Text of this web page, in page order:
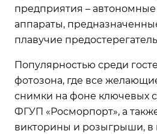
предприятия – автономные
аппараты,
плавучие
Популярностью среди
фотозона, где все
снимки на фоне ключевых
ФГУП «Росморпорт», а
викторины и розыгрыши, в